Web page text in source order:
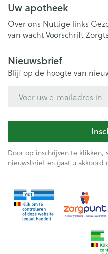
Uw apotheek
Over ons Nuttige links
van wachtVoorschrift
Nieuwsbrief
Blijf op de hoogte van
Door op inschrijven te klikken,
nieuwsbrief en gaat u akkoord